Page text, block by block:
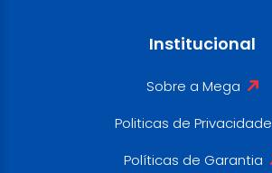
Institucional
Sobre a Mega
Politicas de Privacidade
Políticas de Garantia